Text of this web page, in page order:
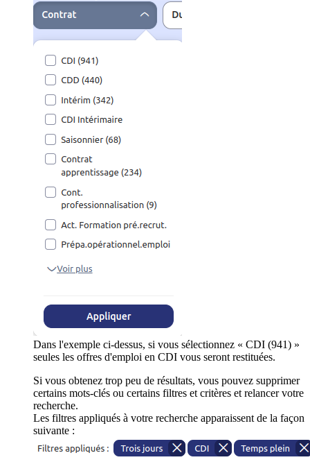
Dans l'exemple ci-dessus, si vous sélectionnez « CDI (941) »
seules les offres d'emploi en CDI vous seront restituées.
Si vous obtenez trop peu de résultats, vous pouvez supprimer
certains mots-clés ou certains filtres et critères et relancer votre
recherche.
Les filtres appliqués à votre recherche apparaissent de la façon
suivante :